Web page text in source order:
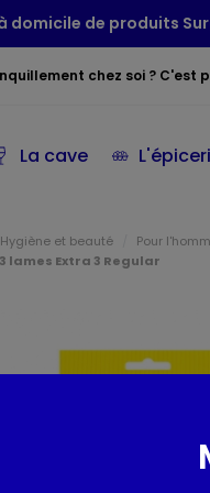
domicile de produits
chez soi ? C'est
La cave
Hygiène et beauté Pour
lames Extra 3 Regular